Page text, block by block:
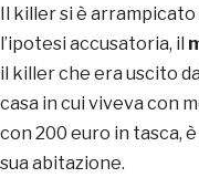
Il killer si è
l’ipotesi accusatoria, il
il killer che era uscito
casa in cui viveva con
con 200 euro in tasca,
sua abitazione.